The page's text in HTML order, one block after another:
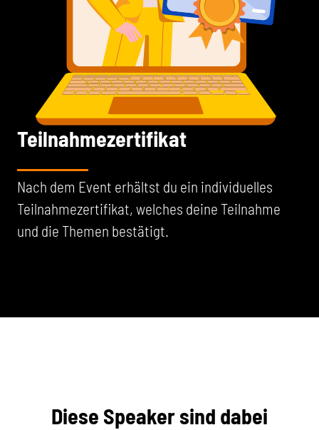
Teilnahmezertifikat
Nach dem Event erhältst du ein individuelles
Teilnahmezertifikat, welches deine Teilnahme
und die Themen bestätigt.
Diese Speaker sind dabei